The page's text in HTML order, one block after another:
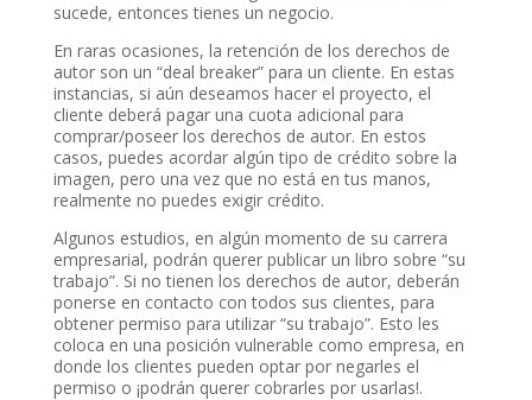
sucede, entonces tienes un negocio.
En raras ocasiones, la retención de los derechos de
autor son un “deal breaker” para un cliente. En estas
instancias, si aún deseamos hacer el proyecto, el
cliente deberá pagar una cuota adicional para
comprar/poseer los derechos de autor. En estos
casos, puedes acordar algún tipo de crédito sobre la
imagen, pero una vez que no está en tus manos,
realmente no puedes exigir crédito.
Algunos estudios, en algún momento de su carrera
empresarial, podrán querer publicar un libro sobre “su
trabajo”. Si no tienen los derechos de autor, deberán
ponerse en contacto con todos sus clientes, para
obtener permiso para utilizar “su trabajo”. Esto les
coloca en una posición vulnerable como empresa, en
donde los clientes pueden optar por negarles el
permiso o ¡podrán querer cobrarles por usarlas!.